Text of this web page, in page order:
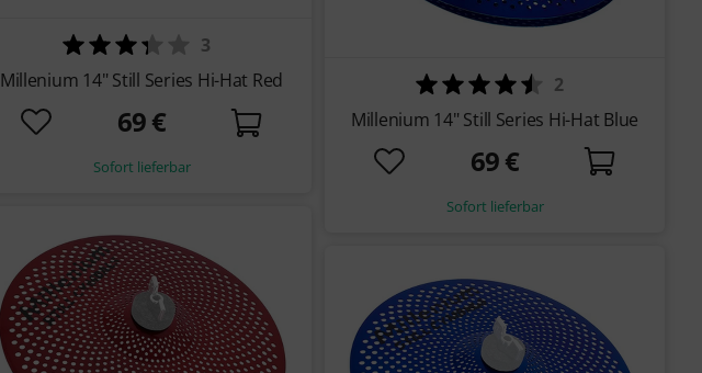
3
Millenium 14" Still Series Hi-Hat Red
69 €
Sofort lieferbar
2
Millenium 14" Still Series Hi-Hat Blue
69 €
Sofort lieferbar